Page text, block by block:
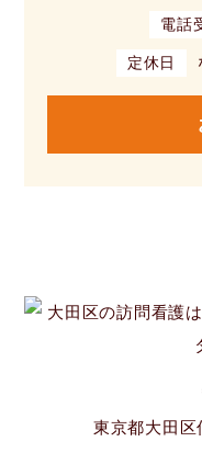
電話
定休日
東京都大田